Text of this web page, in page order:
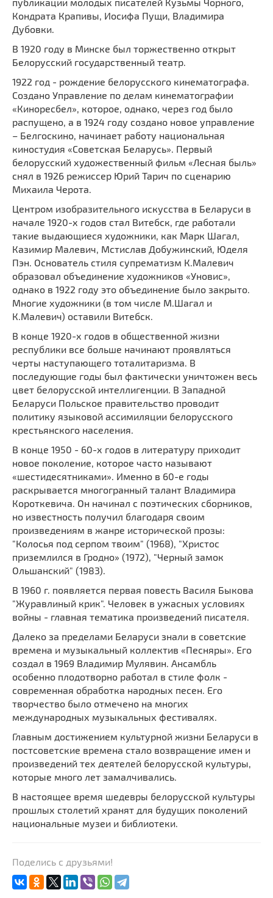
Кондрата Крапивы, Иосифа Пущи, Владимира
Дубовки.
В 1920 году в Минске был торжественно открыт
Белорусский государственный театр.
1922 год - рождение белорусского кинематографа.
Создано Управление по делам кинематографии
«Киноресбел», которое, однако, через год было
распущено, а в 1924 году создано новое управление
– Белгоскино, начинает работу национальная
киностудия «Советская Беларусь». Первый
белорусский художественный фильм «Лесная быль»
снял в 1926 режиссер Юрий Тарич по сценарию
Михаила Черота.
Центром изобразительного искусства в Беларуси в
начале 1920-х годов стал Витебск, где работали
такие выдающиеся художники, как Марк Шагал,
Казимир Малевич, Мстислав Добужинский, Юделя
Пэн. Основатель стиля супрематизм К.Малевич
образовал объединение художников «Уновис»,
однако в 1922 году это объединение было закрыто.
Многие художники (в том числе М.Шагал и
К.Малевич) оставили Витебск.
В конце 1920-х годов в общественной жизни
республики все больше начинают проявляться
черты наступающего тоталитаризма. В
последующие годы был фактически уничтожен весь
цвет белорусской интеллигенции. В Западной
Беларуси Польское правительство проводит
политику языковой ассимиляции белорусского
крестьянского населения.
В конце 1950 - 60-х годов в литературу приходит
новое поколение, которое часто называют
«шестидесятниками». Именно в 60-е годы
раскрывается многогранный талант Владимира
Короткевича. Он начинал с поэтических сборников,
но известность получил благодаря своим
произведениям в жанре исторической прозы:
"Колосья под серпом твоим" (1968), "Христос
приземлился в Гродно» (1972), "Черный замок
Ольшанский" (1983).
В 1960 г. появляется первая повесть Василя Быкова
"Журавлиный крик". Человек в ужасных условиях
войны - главная тематика произведений писателя.
Далеко за пределами Беларуси знали в советские
времена и музыкальный коллектив «Песняры». Его
создал в 1969 Владимир Мулявин. Ансамбль
особенно плодотворно работал в стиле фолк -
современная обработка народных песен. Его
творчество было отмечено на многих
международных музыкальных фестивалях.
Главным достижением культурной жизни Беларуси в
постсоветские времена стало возвращение имен и
произведений тех деятелей белорусской культуры,
которые много лет замалчивались.
В настоящее время шедевры белорусской культуры
прошлых столетий хранят для будущих поколений
национальные музеи и библиотеки.
Поделись с друзьями!